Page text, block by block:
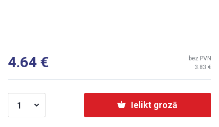
4.64 3.83
bez PVN
Ielikt grozā